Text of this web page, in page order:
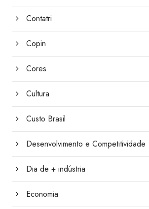
Contatri
Copin
Cores
Cultura
Custo Brasil
Desenvolvimento e Competitividade
Dia de + indústria
Economia